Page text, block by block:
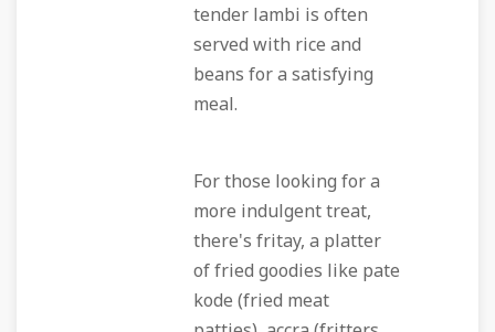
tender lambi is often
served with rice and
beans for a satisfying
meal.
For those looking for a
more indulgent treat,
there's fritay, a platter
of fried goodies like pate
kode (fried meat